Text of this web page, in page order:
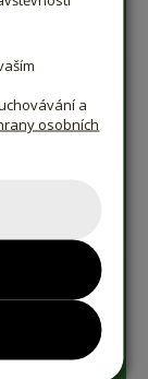
a
osobních